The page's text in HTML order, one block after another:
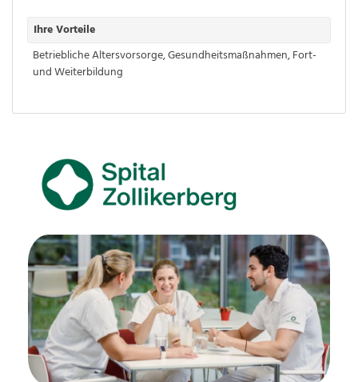
Ihre Vorteile
Betriebliche Altersvorsorge,Gesundheitsmaßnahmen,Fort-
und Weiterbildung